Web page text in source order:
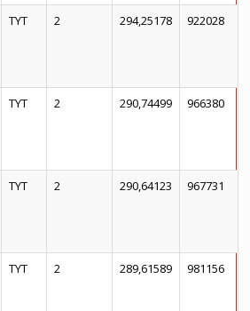
TYT 2 294,25178 922028
TYT 2 290,74499 966380
TYT 2 290,64123 967731
TYT 2 289,61589 981156